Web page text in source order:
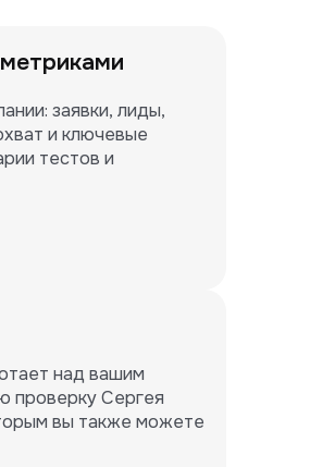
заявки, лиды,
и ключевые
тестов и
над вашим
проверку Сергея
вы также можете